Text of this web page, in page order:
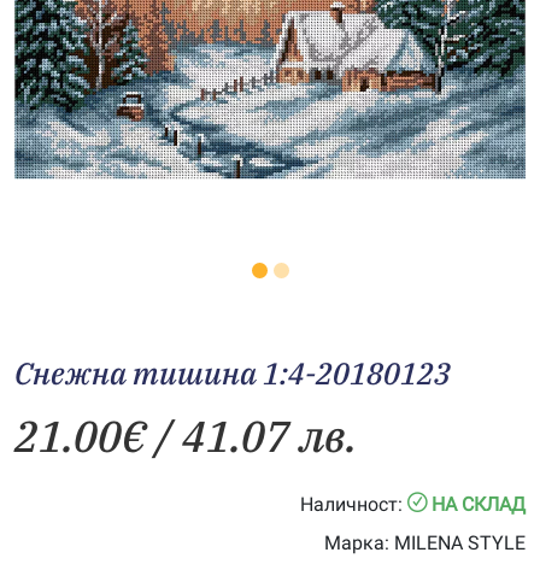
Снежна тишина 1:4-20180123
21.00€/ 41.07 лв.
Наличност:
НА СКЛАД
Марка: MILENA STYLE